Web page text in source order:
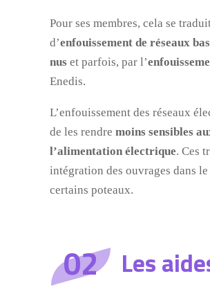
Pour ses membres, cela se
d’enfouissement de réseaux
nus et parfois, par l’
Enedis.
L’enfouissement des réseaux
de les rendre moins sensibles
l’alimentation électrique. Ces
intégration des ouvrages dans
certains poteaux.
02 Les